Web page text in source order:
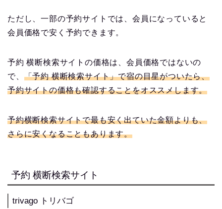
ただし、一部の予約サイトでは、会員になっていると
会員価格で安く予約できます。
予約 横断検索サイトの価格は、会員価格ではないの
で、 「予約 横断検索サイト」で宿の目星がついたら、
予約サイトの価格も確認することをオススメします。
予約横断検索サイトで最も安く出ていた金額よりも、
さらに安くなることもあります。
予約 横断検索サイト
trivago トリバゴ